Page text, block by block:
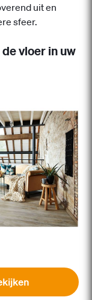
uit en
sfeer.
vloer in uw